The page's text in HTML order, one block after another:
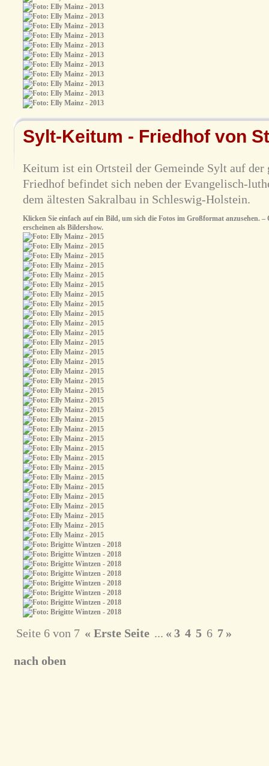
Sylt-Keitum - Friedhof von
Keitum ist ein Ortsteil der Gemeinde Sylt auf der
Friedhof befindet sich neben der Evangelisch-
dem ältesten Sakralbau in Schleswig-Holstein.
Klicken Sie einfach auf ein Bild, um sich die Fotos im Großformat anzusehen. –
erscheinen als Bildershow.
Seite 6 von 7 « Erste Seite ... « 3 4 5 6 7 »
nach oben